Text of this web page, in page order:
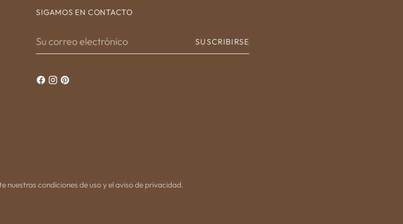
SIGAMOS EN CONTACTO
Su
correo
SUSCRIBIRSE
nuestras condiciones de uso y el aviso de privacidad.